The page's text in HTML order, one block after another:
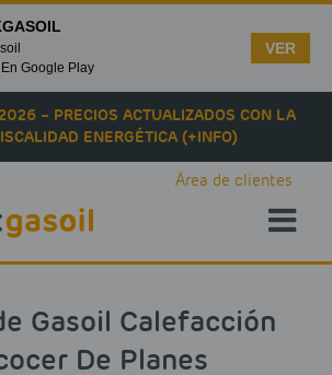
– PRECIOS ACTUALIZADOS CON LA
ENERGÉTICA (+INFO)
Área de clientes
Gasoil Calefacción
De Planes
Google Play
VER